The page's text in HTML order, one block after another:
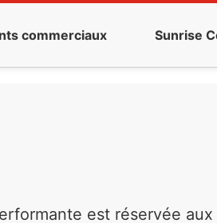
commerciaux Sunrise
est réservée